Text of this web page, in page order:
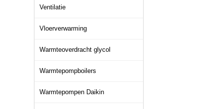
Ventilatie
Vloerverwarming
Warmteoverdracht glycol
Warmtepompboilers
Warmtepompen Daikin